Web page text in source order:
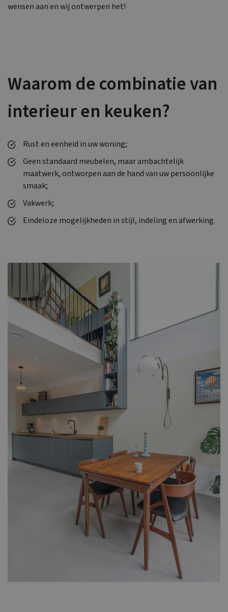
wensen aan en wij ontwerpen het!
Waarom de combinatie van
interieur en keuken?
Rust en eenheid in uw woning;
Geen standaard meubelen, maar ambachtelijk
maatwerk, ontworpen aan de hand van uw persoonlijke
smaak;
Vakwerk;
Eindeloze mogelijkheden in stijl, indeling en afwerking.